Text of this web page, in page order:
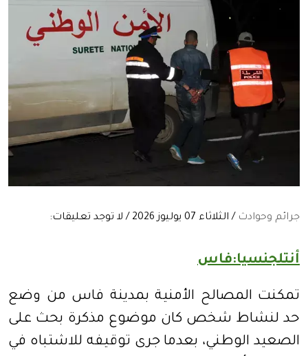
جرائم وحوادث / الثلاثاء 07 يوليوز 2026 / لا توجد تعليقات:
أنتلجنسيا:فاس
تمكنت المصالح الأمنية بمدينة فاس من وضع
حد لنشاط شخص كان موضوع مذكرة بحث على
الصعيد الوطني، بعدما جرى توقيفه للاشتباه في